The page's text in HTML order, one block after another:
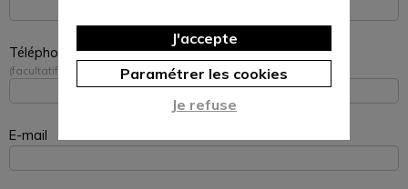
Téléphone
facultatif
E-mail
J'accepte
Paramétrer les cookies
Je refuse